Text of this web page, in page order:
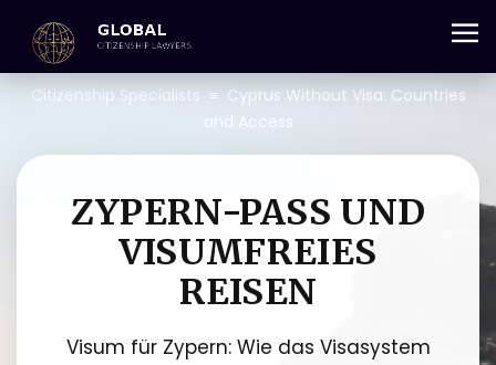
+357 25 059 684
Citizenship Specialists ≡ Cyprus Without Visa: Countries
and Access
ZYPERN-PASS UND
VISUMFREIES
REISEN
Visum für Zypern: Wie das Visasystem